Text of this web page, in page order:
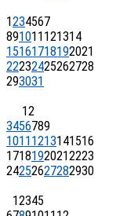
1234567
891011121314
15161718192021
22232425262728
293031
12
3456789
10111213141516
17181920212223
24252627282930
12345